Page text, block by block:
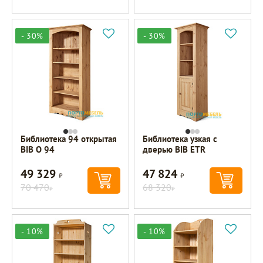
- 30%
Библиотека 94 открытая
BIB O 94
49 329Р
70 470Р
- 30%
Библиотека узкая с
дверью BIB ETR
47 824Р
68 320Р
- 10% - 10%